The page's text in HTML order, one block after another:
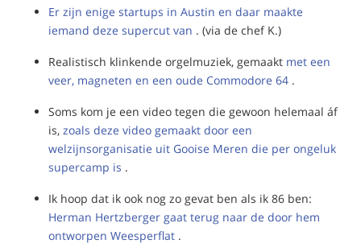
Er zijn enige startups in Austin en daar maakte
iemand deze supercut van . (via de chef K.)
Realistisch klinkende orgelmuziek, gemaakt met een
veer, magneten en een oude Commodore 64 .
Soms kom je een video tegen die gewoon helemaal áf
is, zoals deze video gemaakt door een
welzijnsorganisatie uit Gooise Meren die per ongeluk
supercamp is .
Ik hoop dat ik ook nog zo gevat ben als ik 86 ben:
Herman Hertzberger gaat terug naar de door hem
ontworpen Weesperflat .